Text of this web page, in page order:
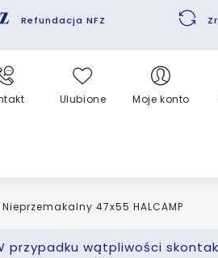
Refundacja NFZ
Ulubione Moje konto
47x55 HALCAMP
przypadku wątpliwości